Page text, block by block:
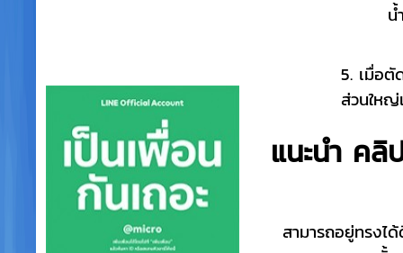
น้
5. เมื่อตั
ส่วนให
แนะนำ ค
สามารถอยู่ทรงไ